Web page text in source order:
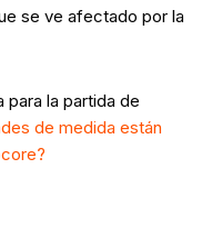
se ve afectado por la
para la partida de
de medida están